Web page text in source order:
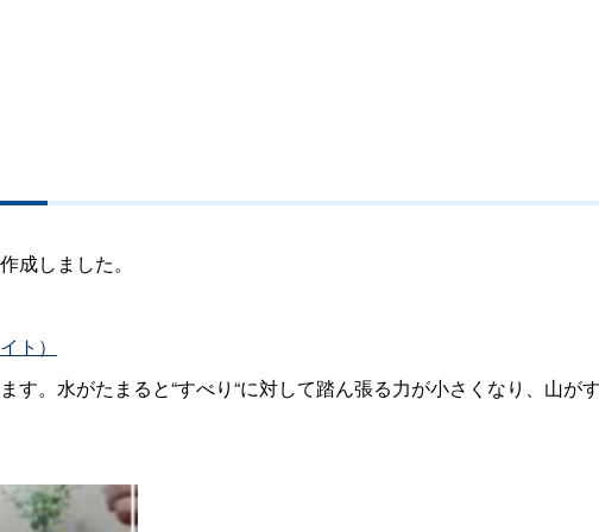
成しました。
ト）
。水がたまると“すべり“に対して踏ん張る力が小さくなり、山が